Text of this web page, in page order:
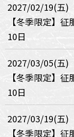
2027/02/19(五)
【冬季限定】
10日
2027/03/05(五)
【冬季限定】
10日
2027/03/19(五)
【冬季限定】